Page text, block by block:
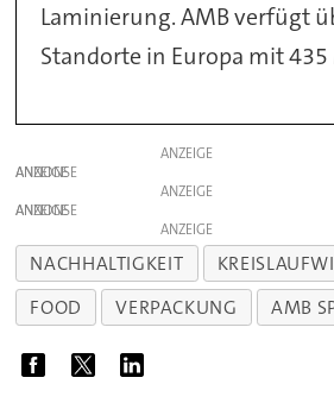
Laminierung. AMB verfügt
Standorte in Europa mit
ANZEIGE
ANZEIGE
ANZEIGE
ANZEIGE
ANZEIGE
NACHHALTIGKEIT
FOOD
VERPACKUNG AMB